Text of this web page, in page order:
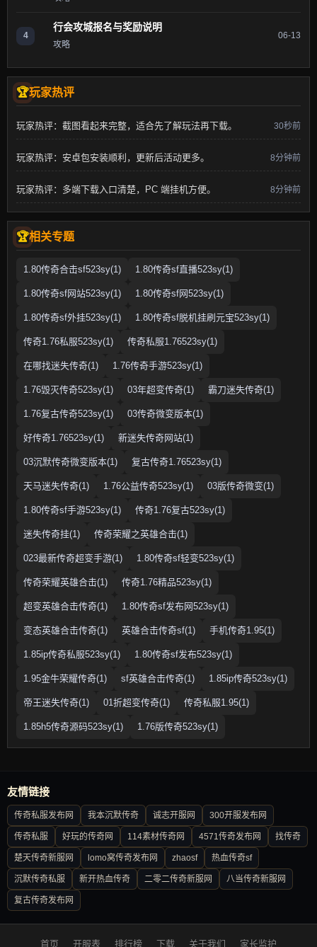
4
行会攻城报名与奖励说明
攻略
06-13
玩家热评
玩家热评：截图看起来完整，适合先了解玩法再下载。 30秒前
玩家热评：安卓包安装顺利，更新后活动更多。 8分钟前
玩家热评：多端下载入口清楚，PC 端挂机方便。 8分钟前
相关专题
1.80传奇合击sf523sy(1) 1.80传奇sf直播523sy(1)
1.80传奇sf网站523sy(1) 1.80传奇sf网523sy(1)
1.80传奇sf外挂523sy(1) 1.80传奇sf脱机挂刷元宝523sy(1)
传奇1.76私服523sy(1) 传奇私服1.76523sy(1)
在哪找迷失传奇(1) 1.76传奇手游523sy(1)
1.76毁灭传奇523sy(1) 03年超变传奇(1) 霸刀迷失传奇(1)
1.76复古传奇523sy(1) 03传奇微变版本(1)
好传奇1.76523sy(1) 新迷失传奇网站(1)
03沉默传奇微变版本(1) 复古传奇1.76523sy(1)
天马迷失传奇(1) 1.76公益传奇523sy(1) 03版传奇微变(1)
1.80传奇sf手游523sy(1) 传奇1.76复古523sy(1)
迷失传奇挂(1) 传奇荣耀之英雄合击(1)
023最新传奇超变手游(1) 1.80传奇sf轻变523sy(1)
传奇荣耀英雄合击(1) 传奇1.76精品523sy(1)
超变英雄合击传奇(1) 1.80传奇sf发布网523sy(1)
变态英雄合击传奇(1) 英雄合击传奇sf(1) 手机传奇1.95(1)
1.85ip传奇私服523sy(1) 1.80传奇sf发布523sy(1)
1.95金牛荣耀传奇(1) sf英雄合击传奇(1) 1.85ip传奇523sy(1)
帝王迷失传奇(1) 01折超变传奇(1) 传奇私服1.95(1)
1.85h5传奇源码523sy(1) 1.76版传奇523sy(1)
友情链接
传奇私服发布网 我本沉默传奇 诚志开服网 300开服发布网
传奇私服 好玩的传奇网 114素材传奇网 4571传奇发布网 找传奇
楚天传奇新服网 lomo窝传奇发布网 zhaosf 热血传奇sf
沉默传奇私服 新开热血传奇 二零二传奇新服网 八当传奇新服网
复古传奇发布网
首页 开服表 排行榜 下载 关于我们 家长监护